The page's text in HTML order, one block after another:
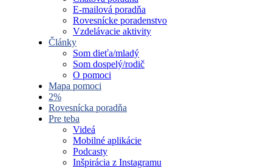
E-mailová poradňa
Rovesnícke poradenstvo
Vzdelávacie aktivity
Články
Som dieťa/mladý
Som dospelý/rodič
O pomoci
Mapa pomoci
2%
Rovesnícka poradňa
Pre teba
Videá
Mobilné aplikácie
Podcasty
Inšpirácia z Instagramu